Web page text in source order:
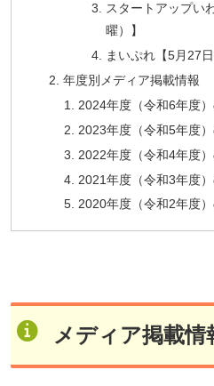
スタートアップい
曜）】
まいぷれ【5月27日
年度別メディア掲載情報
2024年度（令和6年度
2023年度（令和5年度
2022年度（令和4年度
2021年度（令和3年度
2020年度（令和2年度
メディア掲載情